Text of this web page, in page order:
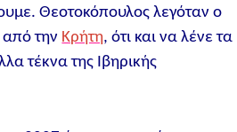
Θεοτοκόπουλος λεγόταν ο
την Κρήτη, ότι και να λένε τα
τέκνα της Ιβηρικής